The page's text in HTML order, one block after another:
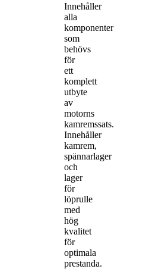
Innehåller
alla
komponenter
som
behövs
för
ett
komplett
utbyte
av
motorns
kamremssats.
Innehåller
kamrem,
spännarlager
och
lager
för
löprulle
med
hög
kvalitet
för
optimala
prestanda.